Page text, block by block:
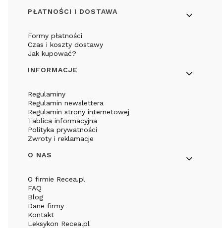
PŁATNOŚCI I DOSTAWA
Formy płatności
Czas i koszty dostawy
Jak kupować?
INFORMACJE
Regulaminy
Regulamin newslettera
Regulamin strony internetowej
Tablica informacyjna
Polityka prywatności
Zwroty i reklamacje
O NAS
O firmie Recea.pl
FAQ
Blog
Dane firmy
Kontakt
Leksykon Recea.pl